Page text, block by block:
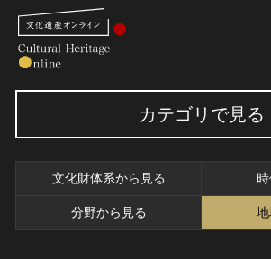
カテゴリで見る
文化財体系から見る
分野から見る